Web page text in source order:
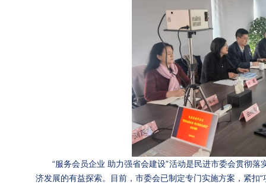
“服务会员企业 助力强省会建设”活动是民进市委会贯彻
济发展的有益探索。目前，市委会已制定专门实施方案，紧扣